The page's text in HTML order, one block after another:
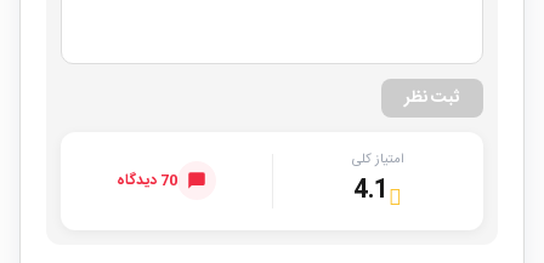
ثبت نظر
امتیاز کلی
4.1 70 دیدگاه